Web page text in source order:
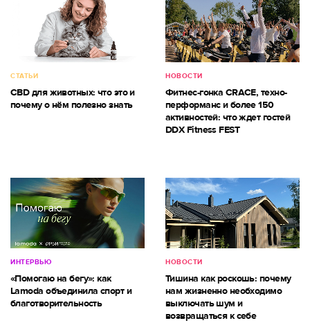
СТАТЬИ
CBD для животных: что это и
почему о нём полезно знать
НОВОСТИ
Фитнес-гонка CRACE, техно-
перформанс и более 150
активностей: что ждет гостей
DDX Fitness FEST
ИНТЕРВЬЮ
«Помогаю на бегу»: как
Lamoda объединила спорт и
благотворительность
НОВОСТИ
Тишина как роскошь: почему
нам жизненно необходимо
выключать шум и
возвращаться к себе